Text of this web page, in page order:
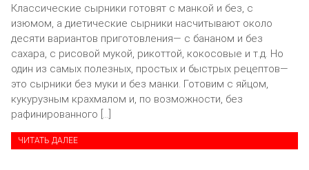
Классические сырники готовят с манкой и без, с
изюмом, а диетические сырники насчитывают около
десяти вариантов приготовления— с бананом и без
сахара, с рисовой мукой, рикоттой, кокосовые и т.д. Но
один из самых полезных, простых и быстрых рецептов—
это сырники без муки и без манки. Готовим с яйцом,
кукурузным крахмалом и, по возможности, без
рафинированного […]
ЧИТАТЬ ДАЛЕЕ